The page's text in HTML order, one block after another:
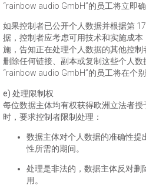
“rainbow audio GmbH”的员工将立即
如果控制者已公开个人数据并根据第
据，控制者应考虑可用技术和实施成
施，告知正在处理个人数据的其他控
删除任何链接、副本或复制这些个人数
“rainbow audio GmbH”的员工将在个
e) 处理限制权
每位数据主体均有权获得欧洲立法者
时，要求控制者限制处理：
数据主体对个人数据的准确性提
性所需的期间。
处理是非法的，数据主体反对删
用。